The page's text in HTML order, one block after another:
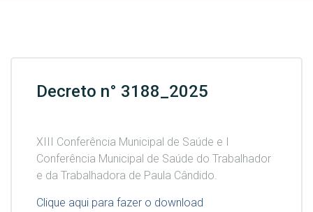
Decreto n° 3188_2025
XIII Conferência Municipal de Saúde e I
Conferência Municipal de Saúde do Trabalhador
e da Trabalhadora de Paula Cândido.
Clique aqui para fazer o download